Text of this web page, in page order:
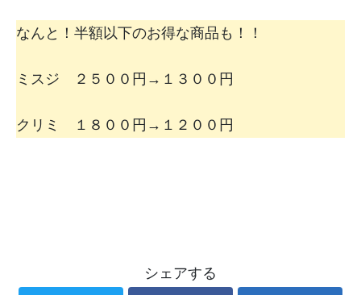
なんと！半額以下のお得な商品も！！
ミスジ ２５００円→１３００円
クリミ １８００円→１２００円
シェアする